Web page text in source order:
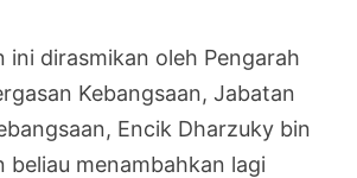
ini dirasmikan oleh Pengarah
Kebangsaan, Jabatan
Encik Dharzuky bin
beliau menambahkan lagi